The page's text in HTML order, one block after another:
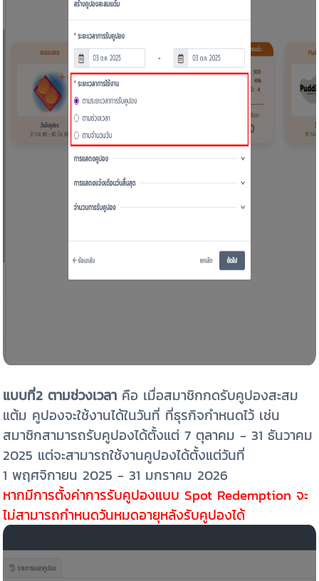
แบบที่2 ตามช่วงเวลา คือ เมื่อสมาชิกกดรับคูปองสะสม
แต้ม คูปองจะใช้งานได้ในวันที่ ที่ธุรกิจกำหนดไว้ เช่น
สมาชิกสามารถรับคูปองได้ตั้งแต่ 7 ตุลาคม - 31 ธันวาคม
2025 แต่จะสามารถใช้งานคูปองได้ตั้งแต่วันที่
1 พฤศจิกายน 2025 - 31 มกราคม 2026
หากมีการตั้งค่าการรับคูปองแบบ Spot Redemption จะ
ไม่สามารถกำหนดวันหมดอายุหลังรับคูปองได้